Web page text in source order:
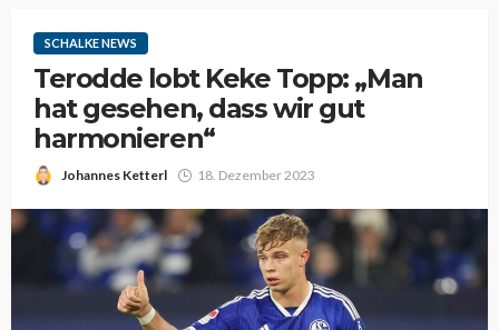
SCHALKE NEWS
Terodde lobt Keke Topp: „Man
hat gesehen, dass wir gut
harmonieren“
Johannes Ketterl 18. Dezember 2023